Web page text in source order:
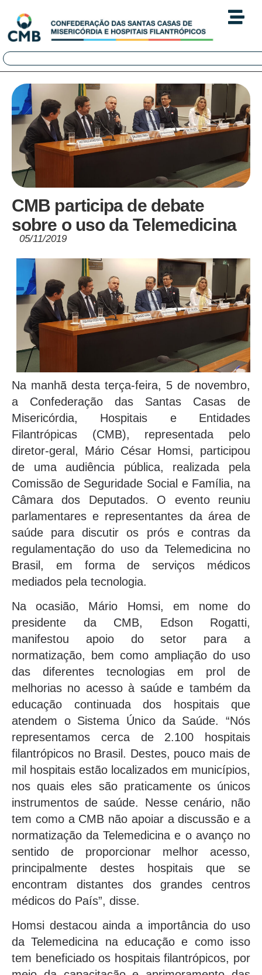
CMB participa de debate
sobre o uso da Telemedicina
05/11/2019
Na manhã desta terça-feira, 5 de novembro,
a Confederação das Santas Casas de
Misericórdia, Hospitais e Entidades
Filantrópicas (CMB), representada pelo
diretor-geral, Mário César Homsi, participou
de uma audiência pública, realizada pela
Comissão de Seguridade Social e Família, na
Câmara dos Deputados. O evento reuniu
parlamentares e representantes da área de
saúde para discutir os prós e contras da
regulamentação do uso da Telemedicina no
Brasil, em forma de serviços médicos
mediados pela tecnologia.
Na ocasião, Mário Homsi, em nome do
presidente da CMB, Edson Rogatti,
manifestou apoio do setor para a
normatização, bem como ampliação do uso
das diferentes tecnologias em prol de
melhorias no acesso à saúde e também da
educação continuada dos hospitais que
atendem o Sistema Único da Saúde. “Nós
representamos cerca de 2.100 hospitais
filantrópicos no Brasil. Destes, pouco mais de
mil hospitais estão localizados em municípios,
nos quais eles são praticamente os únicos
instrumentos de saúde. Nesse cenário, não
tem como a CMB não apoiar a discussão e a
normatização da Telemedicina e o avanço no
sentido de proporcionar melhor acesso,
principalmente destes hospitais que se
encontram distantes dos grandes centros
médicos do País”, disse.
Homsi destacou ainda a importância do uso
da Telemedicina na educação e como isso
tem beneficiado os hospitais filantrópicos, por